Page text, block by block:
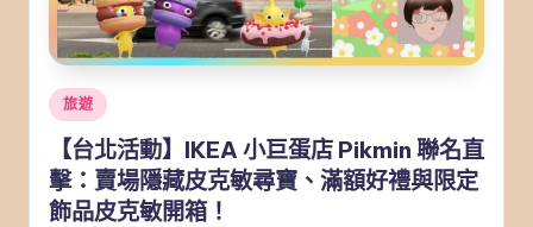
Posted
in
旅遊
【台北活動】IKEA 小巨蛋店 Pikmin 聯名直
擊：賣場隱藏皮克敏尋寶、滿額好禮與限定
飾品皮克敏開箱！